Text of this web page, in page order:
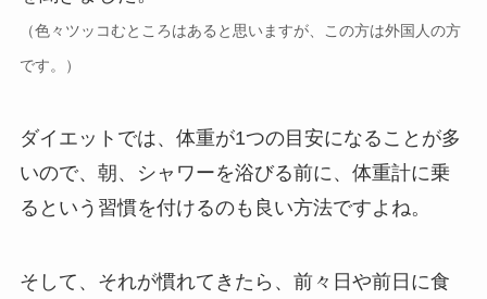
（色々ツッコむところはあると思いますが、この方は外国人の方
です。）
ダイエットでは、体重が1つの目安になることが多
いので、朝、シャワーを浴びる前に、体重計に乗
るという習慣を付けるのも良い方法ですよね。
そして、それが慣れてきたら、前々日や前日に食